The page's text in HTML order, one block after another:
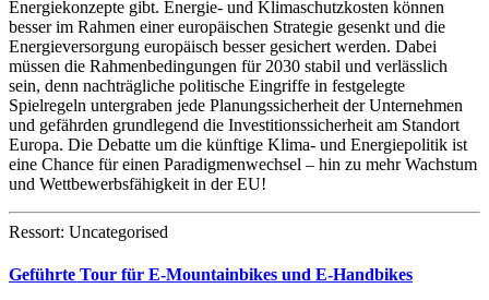
Energiekonzepte gibt. Energie- und Klimaschutzkosten können
besser im Rahmen einer europäischen Strategie gesenkt und die
Energieversorgung europäisch besser gesichert werden. Dabei
müssen die Rahmenbedingungen für 2030 stabil und verlässlich
sein, denn nachträgliche politische Eingriffe in festgelegte
Spielregeln untergraben jede Planungssicherheit der Unternehmen
und gefährden grundlegend die Investitionssicherheit am Standort
Europa. Die Debatte um die künftige Klima- und Energiepolitik ist
eine Chance für einen Paradigmenwechsel – hin zu mehr Wachstum
und Wettbewerbsfähigkeit in der EU!
Ressort: Uncategorised
Geführte Tour für E-Mountainbikes und E-Handbikes